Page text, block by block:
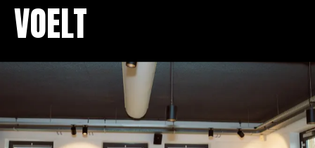
VOELT